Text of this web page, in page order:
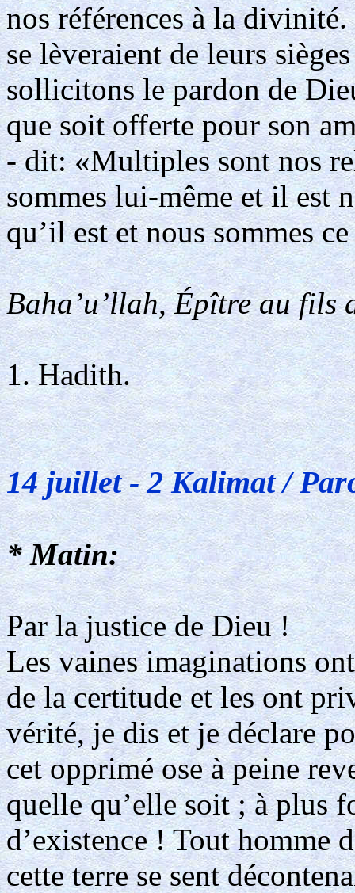
nos références à la
se lèveraient de leurs
sollicitons le pardon de
que soit offerte pour son
- dit: «Multiples sont nos
sommes lui-même et il est
qu’il est et nous sommes
Baha’u’llah, Épître au fils
1. Hadith.
14 juillet - 2 Kalimat /
* Matin:
Par la justice de Dieu !
Les vaines imaginations
de la certitude et les ont
vérité, je dis et je déclare
cet opprimé ose à peine
quelle qu’elle soit ; à plus
d’existence ! Tout homme
cette terre se sent